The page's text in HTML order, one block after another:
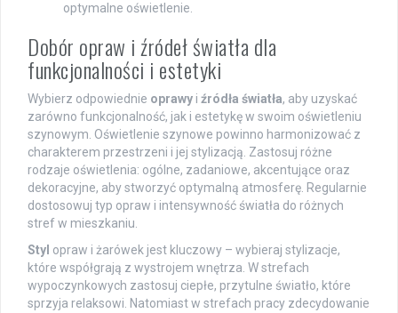
optymalne oświetlenie.
Dobór opraw i źródeł światła dla
funkcjonalności i estetyki
Wybierz odpowiednie oprawy i źródła światła, aby uzyskać
zarówno funkcjonalność, jak i estetykę w swoim oświetleniu
szynowym. Oświetlenie szynowe powinno harmonizować z
charakterem przestrzeni i jej stylizacją. Zastosuj różne
rodzaje oświetlenia: ogólne, zadaniowe, akcentujące oraz
dekoracyjne, aby stworzyć optymalną atmosferę. Regularnie
dostosowuj typ opraw i intensywność światła do różnych
stref w mieszkaniu.
Styl opraw i żarówek jest kluczowy – wybieraj stylizacje,
które współgrają z wystrojem wnętrza. W strefach
wypoczynkowych zastosuj ciepłe, przytulne światło, które
sprzyja relaksowi. Natomiast w strefach pracy zdecydowanie